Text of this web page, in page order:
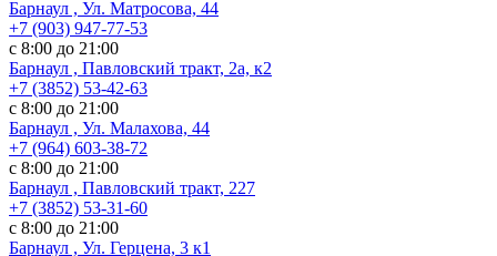
Барнаул , Ул. Матросова, 44
+7 (903) 947-77-53
с 8:00 до 21:00
Барнаул , Павловский тракт, 2а, к2
+7 (3852) 53-42-63
с 8:00 до 21:00
Барнаул , Ул. Малахова, 44
+7 (964) 603-38-72
с 8:00 до 21:00
Барнаул , Павловский тракт, 227
+7 (3852) 53-31-60
с 8:00 до 21:00
Барнаул , Ул. ​Герцена, 3 к1